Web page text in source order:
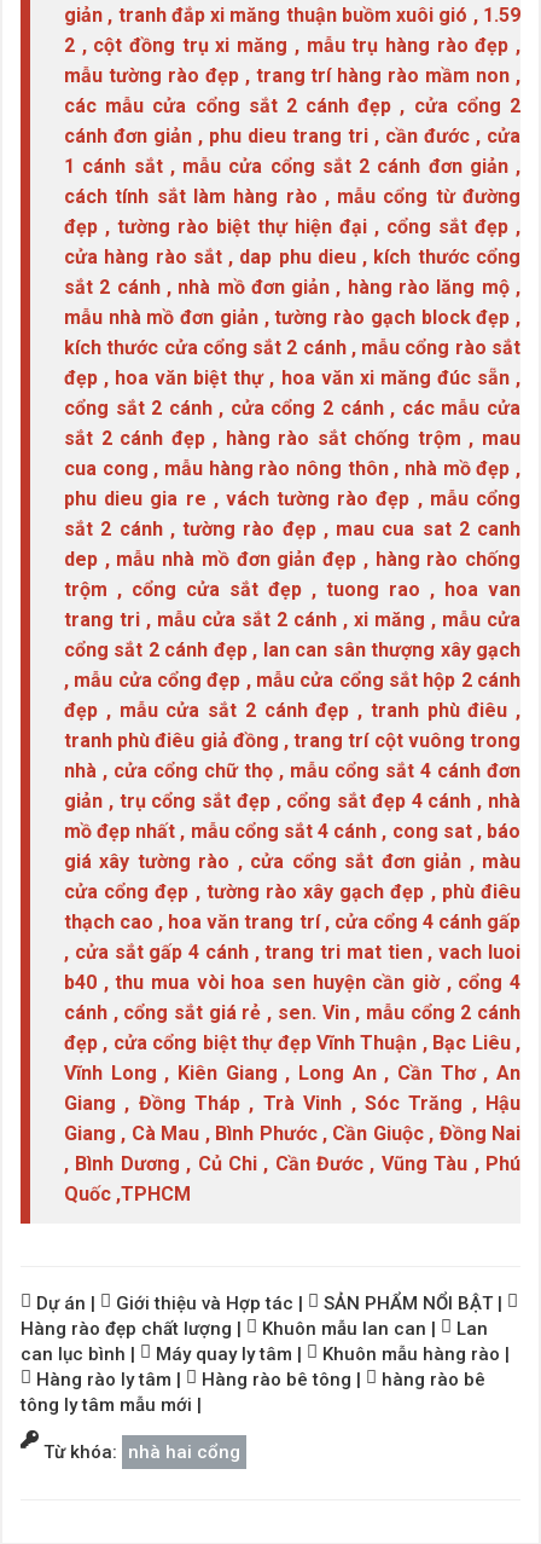
giản , tranh đắp xi măng thuận buồm xuôi gió , 1.59
2 , cột đồng trụ xi măng , mẫu trụ hàng rào đẹp ,
mẫu tường rào đẹp , trang trí hàng rào mầm non ,
các mẫu cửa cổng sắt 2 cánh đẹp , cửa cổng 2
cánh đơn giản , phu dieu trang tri , cần đước , cửa
1 cánh sắt , mẫu cửa cổng sắt 2 cánh đơn giản ,
cách tính sắt làm hàng rào , mẫu cổng từ đường
đẹp , tường rào biệt thự hiện đại , cổng sắt đẹp ,
cửa hàng rào sắt , dap phu dieu , kích thước cổng
sắt 2 cánh , nhà mồ đơn giản , hàng rào lăng mộ ,
mẫu nhà mồ đơn giản , tường rào gạch block đẹp ,
kích thước cửa cổng sắt 2 cánh , mẫu cổng rào sắt
đẹp , hoa văn biệt thự , hoa văn xi măng đúc sẵn ,
cổng sắt 2 cánh , cửa cổng 2 cánh , các mẫu cửa
sắt 2 cánh đẹp , hàng rào sắt chống trộm , mau
cua cong , mẫu hàng rào nông thôn , nhà mồ đẹp ,
phu dieu gia re , vách tường rào đẹp , mẫu cổng
sắt 2 cánh , tường rào đẹp , mau cua sat 2 canh
dep , mẫu nhà mồ đơn giản đẹp , hàng rào chống
trộm , cổng cửa sắt đẹp , tuong rao , hoa van
trang tri , mẫu cửa sắt 2 cánh , xi măng , mẫu cửa
cổng sắt 2 cánh đẹp , lan can sân thượng xây gạch
, mẫu cửa cổng đẹp , mẫu cửa cổng sắt hộp 2 cánh
đẹp , mẫu cửa sắt 2 cánh đẹp , tranh phù điêu ,
tranh phù điêu giả đồng , trang trí cột vuông trong
nhà , cửa cổng chữ thọ , mẫu cổng sắt 4 cánh đơn
giản , trụ cổng sắt đẹp , cổng sắt đẹp 4 cánh , nhà
mồ đẹp nhất , mẫu cổng sắt 4 cánh , cong sat , báo
giá xây tường rào , cửa cổng sắt đơn giản , màu
cửa cổng đẹp , tường rào xây gạch đẹp , phù điêu
thạch cao , hoa văn trang trí , cửa cổng 4 cánh gấp
, cửa sắt gấp 4 cánh , trang tri mat tien , vach luoi
b40 , thu mua vòi hoa sen huyện cần giờ , cổng 4
cánh , cổng sắt giá rẻ , sen. Vin , mẫu cổng 2 cánh
đẹp , cửa cổng biệt thự đẹp Vĩnh Thuận , Bạc Liêu ,
Vĩnh Long , Kiên Giang , Long An , Cần Thơ , An
Giang , Đồng Tháp , Trà Vinh , Sóc Trăng , Hậu
Giang , Cà Mau , Bình Phước , Cần Giuộc , Đồng Nai
, Bình Dương , Củ Chi , Cần Đước , Vũng Tàu , Phú
Quốc ,TPHCM
Dự án | Giới thiệu và Hợp tác | SẢN PHẨM NỔI BẬT |
Hàng rào đẹp chất lượng | Khuôn mẫu lan can |
Lan
can lục bình | Máy quay ly tâm | Khuôn mẫu hàng rào |
Hàng rào ly tâm | Hàng rào bê tông |
hàng rào bê
tông ly tâm mẫu mới |
Từ khóa: nhà hai cổng